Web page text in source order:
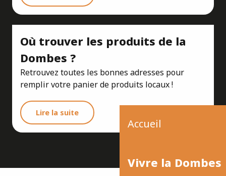
Accueil
Vivre la Dombes
Où trouver les produits de la
Dombes ?
Retrouvez toutes les bonnes adresses pour
remplir votre panier de produits locaux !
Lire la suite